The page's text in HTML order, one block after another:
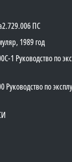
ПС
1989 год
1 Руководство по
по